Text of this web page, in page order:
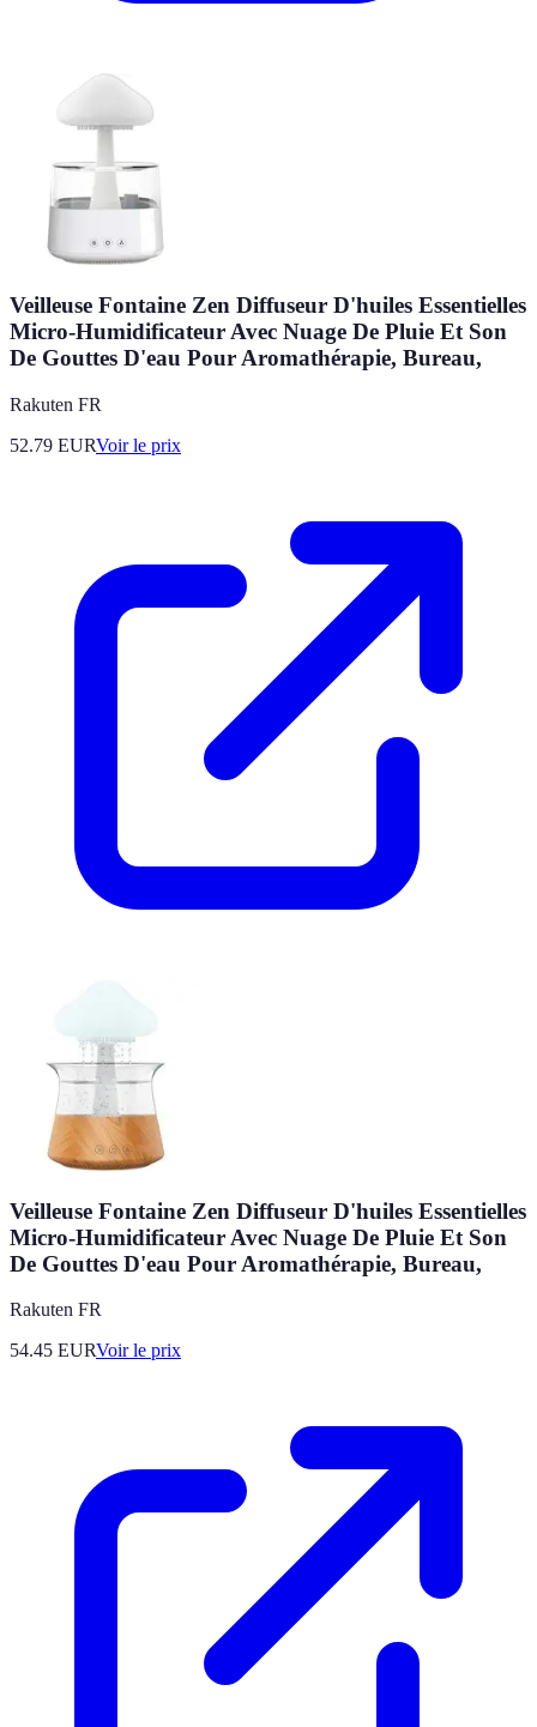
Veilleuse Fontaine Zen Diffuseur D'huiles Essentielles
Micro-Humidificateur Avec Nuage De Pluie Et Son
De Gouttes D'eau Pour Aromathérapie, Bureau,
Rakuten FR
52.79 EURVoir le prix
Veilleuse Fontaine Zen Diffuseur D'huiles Essentielles
Micro-Humidificateur Avec Nuage De Pluie Et Son
De Gouttes D'eau Pour Aromathérapie, Bureau,
Rakuten FR
54.45 EURVoir le prix